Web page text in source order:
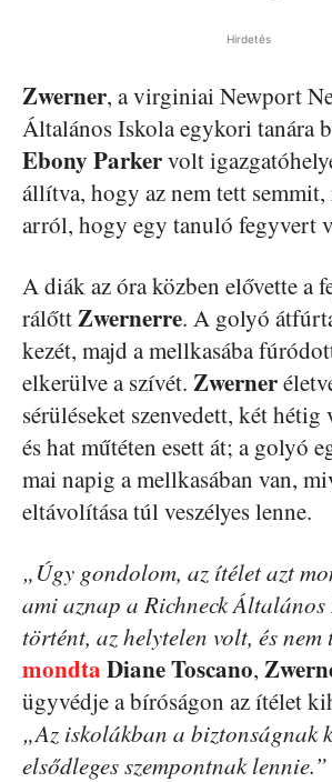
Hirdetés
Zwerner, a virginiai Newport
Általános Iskola egykori tanára
Ebony Parkervolt
állítva, hogy az nem tett
arról, hogy egy tanuló fegyvert
A diák az óra közben elővette a
rálőttZwernerre. A golyó
kezét, majd a mellkasába
elkerülve a szívét. Zwerner
sérüléseket szenvedett, két
és hat műtéten esett át; a golyó
mai napig a mellkasában van,
eltávolítása túl veszélyes lenne.
„Úgy gondolom, az ítélet azt
ami aznap a Richneck
történt, az helytelen volt, és
mondta DianeToscano,
ügyvédje a bíróságon az ítélet
„Az iskolákban a biztonságnak
elsődleges szempontnak lennie.”